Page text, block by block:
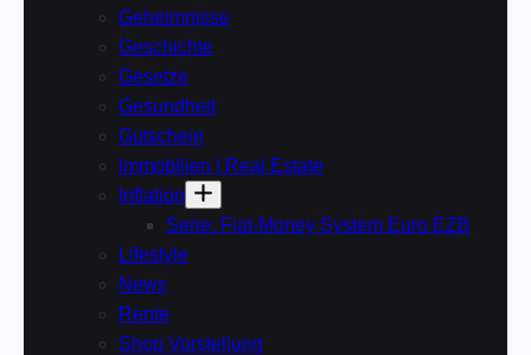
Geheimnisse
Geschichte
Gesetze
Gesundheit
Gutschein
Immobilien | Real Estate
Inflation
Serie: Fiat-Money System Euro EZB
Lifestyle
News
Rente
Shop Vorstellung